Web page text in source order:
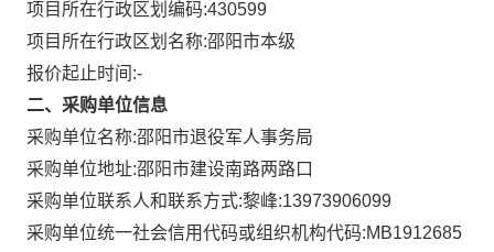
项目所在行政区划编码:430599
项目所在行政区划名称:邵阳市本级
报价起止时间:-
二、采购单位信息
采购单位名称:邵阳市退役军人事务局
采购单位地址:邵阳市建设南路两路口
采购单位联系人和联系方式:黎峰:13973906099
采购单位统一社会信用代码或组织机构代码:MB1912685